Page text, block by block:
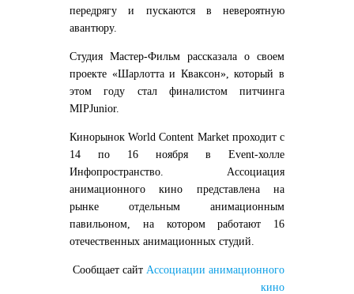
передрягу и пускаются в невероятную
авантюру.
Студия Мастер-Фильм рассказала о своем
проекте «Шарлотта и Кваксон», который в
этом году стал финалистом питчинга
MIPJunior.
Кинорынок World Сontent Market проходит с
14 по 16 ноября в Event-холле
Инфопространство. Ассоциация
анимационного кино представлена на
рынке отдельным анимационным
павильоном, на котором работают 16
отечественных анимационных студий.
Сообщает сайт Ассоциации анимационного
кино